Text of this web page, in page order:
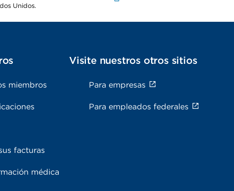
Unidos.
miembros
facturas
médica
Visite nuestros otros sitios
Para empresas
Para empleados federales